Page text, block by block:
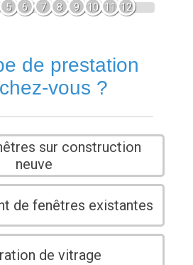
5 6 7 8 9 10 11 12
de prestation
vous ?
sur construction
neuve
de fenêtres existantes
de vitrage